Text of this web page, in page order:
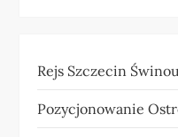
Rejs Szczecin
Pozycjonowanie